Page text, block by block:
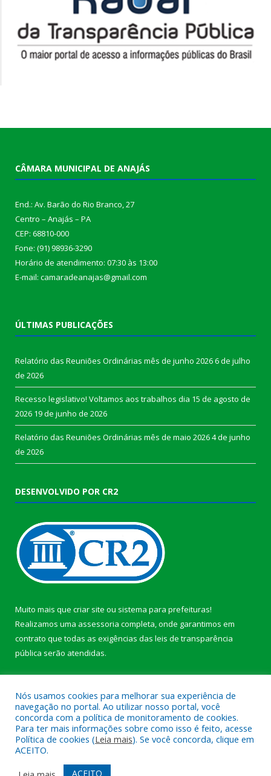
CÂMARA MUNICIPAL DE ANAJÁS
End.: Av. Barão do Rio Branco, 27
Centro – Anajás – PA
CEP: 68810-000
Fone: (91) 98936-3290
Horário de atendimento: 07:30 às 13:00
E-mail: camaradeanajas@gmail.com
ÚLTIMAS PUBLICAÇÕES
Relatório das Reuniões Ordinárias mês de junho 20266 de julho
de 2026
Recesso legislativo! Voltamos aos trabalhos dia 15 de agosto de
2026 19 de junho de 2026
Relatório das Reuniões Ordinárias mês de maio 20264 de junho
de 2026
DESENVOLVIDO POR CR2
Muito mais que criar site ou sistema para prefeituras!
Realizamos uma assessoria completa, onde garantimos em
contrato que todas as exigências das leis de transparência
pública serão atendidas.
Todos os direitos reservados a Câmara Municipal de Anajás.
Mapa do Site Acessar Área Administrativa
Nós usamos cookies para melhorar sua experiência de
navegação no portal. Ao utilizar nosso portal, você
concorda com a política de monitoramento de cookies.
Para ter mais informações sobre como isso é feito, acesse
Política de cookies (Leia mais). Se você concorda, clique em
ACEITO.
ACEITO